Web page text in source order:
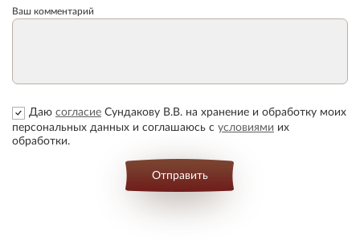
Ваш комментарий
Даю согласие Сундакову В.В. на хранение и обработку моих
персональных данных и соглашаюсь с условиями их
обработки.
Отправить